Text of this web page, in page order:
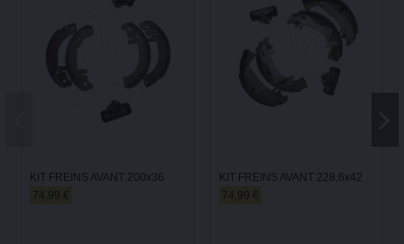
KIT FREINS AVANT 200x36
74,99 €
KIT FREINS AVANT 228,6x42
74,99 €